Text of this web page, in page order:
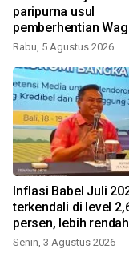
paripurna usul
pemberhentian
Hellyana
Rabu, 5 Agustus 2026
Inflasi Babel Juli
terkendali di level
persen, lebih
nasional
Senin, 3 Agustus 2026